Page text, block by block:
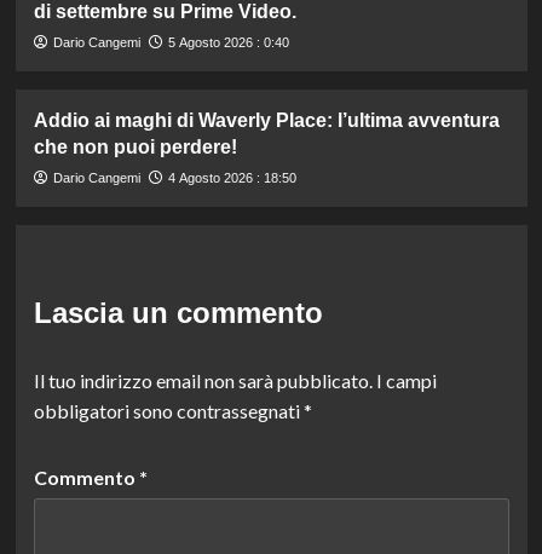
di settembre su Prime Video.
Dario Cangemi 5 Agosto 2026 : 0:40
Addio ai maghi di Waverly Place: l’ultima avventura
che non puoi perdere!
Dario Cangemi 4 Agosto 2026 : 18:50
Lascia un commento
Il tuo indirizzo email non sarà pubblicato. I campi
obbligatori sono contrassegnati*
Commento *